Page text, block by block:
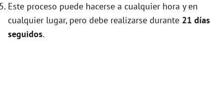
Este proceso puede hacerse a cualquier hora y en
cualquier lugar, pero debe realizarse durante 21 días
seguidos.